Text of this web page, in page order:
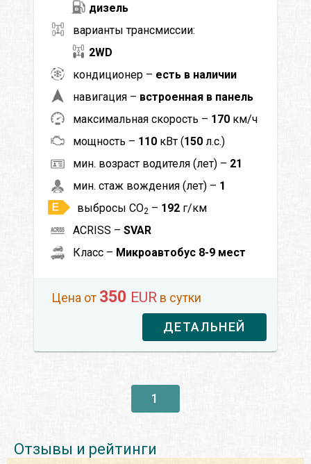
дизель
варианты трансмиссии:
2WD
кондиционер – есть в наличии
навигация – встроенная в панель
максимальная скорость – 170 км/ч
мощность – 110 кВт (150 л.с.)
мин. возраст водителя (лет) – 21
мин. стаж вождения (лет) – 1
выбросы CO2 – 192 г/км
ACRISS – SVAR
Класс – Микроавтобус 8-9 мест
Цена от 350 EUR в сутки
ДЕТАЛЬНЕЙ
1
Отзывы и рейтинги